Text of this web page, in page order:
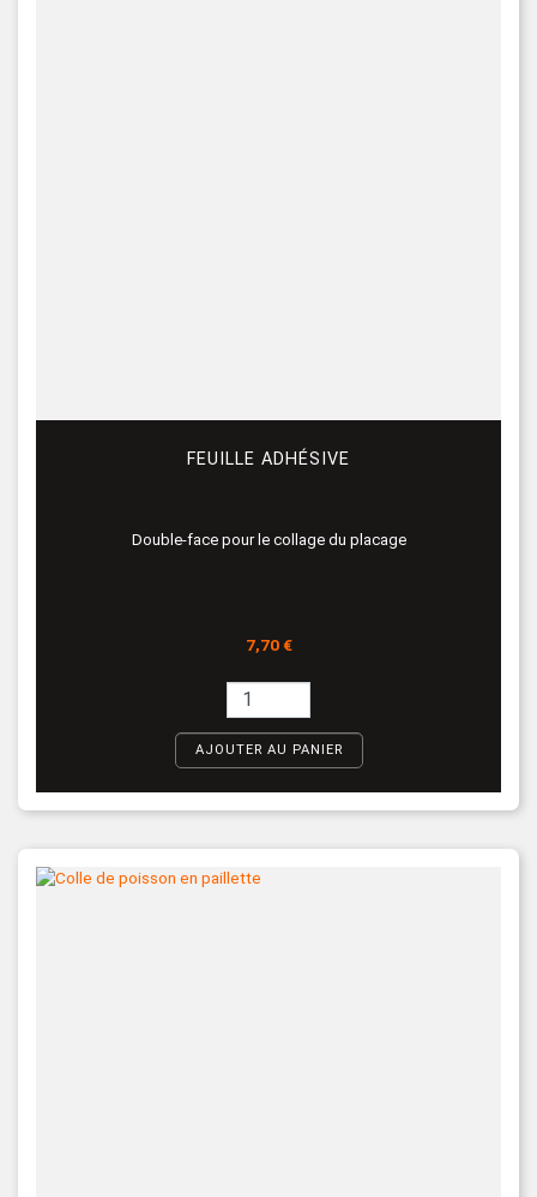
FEUILLE ADHÉSIVE
Double-face pour le collage du placage
Prix
7,70 €
AJOUTER AU PANIER